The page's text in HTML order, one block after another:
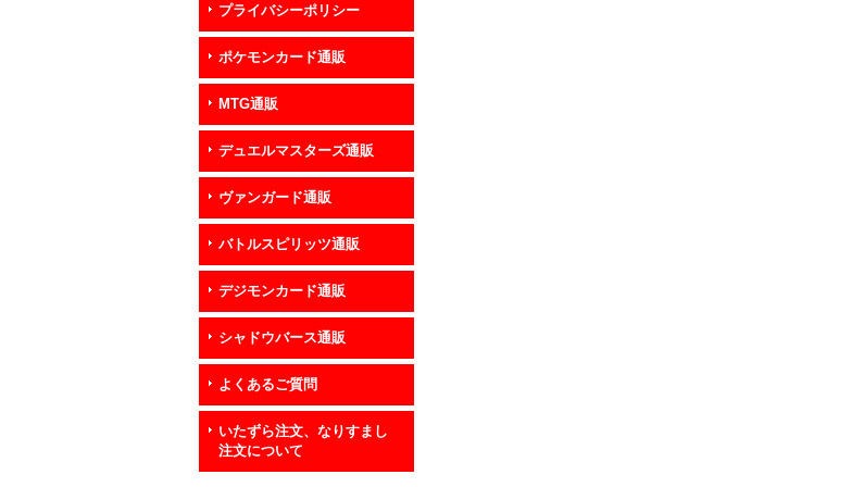
プライバシーポリシー
ポケモンカード通販
MTG通販
デュエルマスターズ通販
ヴァンガード通販
バトルスピリッツ通販
デジモンカード通販
シャドウバース通販
よくあるご質問
いたずら注文、なりすまし
注文について